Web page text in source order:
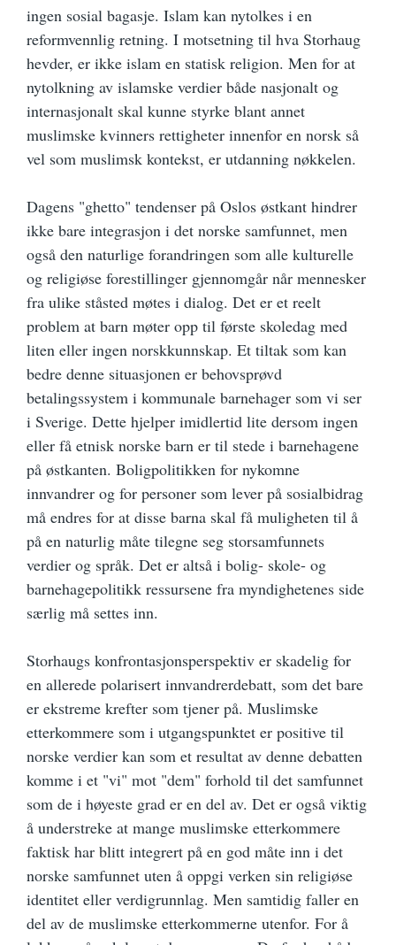
ingen sosial bagasje. Islam kan nytolkes i en
reformvennlig retning. I motsetning til hva Storhaug
hevder, er ikke islam en statisk religion. Men for at
nytolkning av islamske verdier både nasjonalt og
internasjonalt skal kunne styrke blant annet
muslimske kvinners rettigheter innenfor en norsk så
vel som muslimsk kontekst, er utdanning nøkkelen.
Dagens "ghetto" tendenser på Oslos østkant hindrer
ikke bare integrasjon i det norske samfunnet, men
også den naturlige forandringen som alle kulturelle
og religiøse forestillinger gjennomgår når mennesker
fra ulike ståsted møtes i dialog. Det er et reelt
problem at barn møter opp til første skoledag med
liten eller ingen norskkunnskap. Et tiltak som kan
bedre denne situasjonen er behovsprøvd
betalingssystem i kommunale barnehager som vi ser
i Sverige. Dette hjelper imidlertid lite dersom ingen
eller få etnisk norske barn er til stede i barnehagene
på østkanten. Boligpolitikken for nykomne
innvandrer og for personer som lever på sosialbidrag
må endres for at disse barna skal få muligheten til å
på en naturlig måte tilegne seg storsamfunnets
verdier og språk. Det er altså i bolig- skole- og
barnehagepolitikk ressursene fra myndighetenes side
særlig må settes inn.
Storhaugs konfrontasjonsperspektiv er skadelig for
en allerede polarisert innvandrerdebatt, som det bare
er ekstreme krefter som tjener på. Muslimske
etterkommere som i utgangspunktet er positive til
norske verdier kan som et resultat av denne debatten
komme i et "vi" mot "dem" forhold til det samfunnet
som de i høyeste grad er en del av. Det er også viktig
å understreke at mange muslimske etterkommere
faktisk har blitt integrert på en god måte inn i det
norske samfunnet uten å oppgi verken sin religiøse
identitet eller verdigrunnlag. Men samtidig faller en
del av de muslimske etterkommerne utenfor. For å